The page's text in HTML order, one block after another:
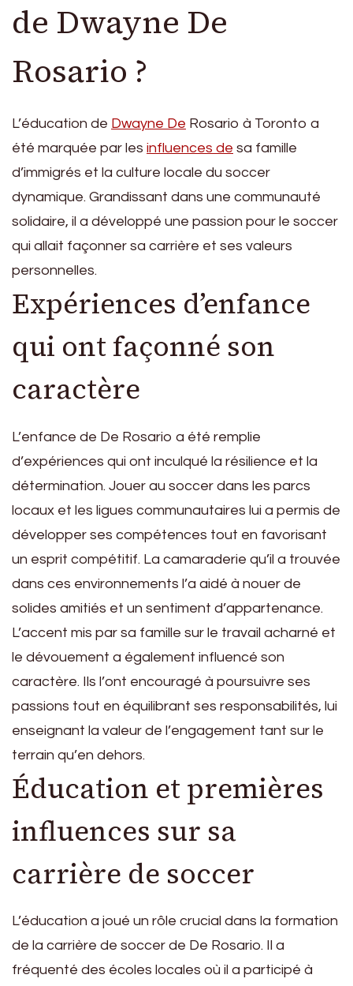
de Dwayne De
Rosario ?
L’éducation de Dwayne De Rosario à Toronto a
été marquée par les influences de sa famille
d’immigrés et la culture locale du soccer
dynamique. Grandissant dans une communauté
solidaire, il a développé une passion pour le soccer
qui allait façonner sa carrière et ses valeurs
personnelles.
Expériences d’enfance
qui ont façonné son
caractère
L’enfance de De Rosario a été remplie
d’expériences qui ont inculqué la résilience et la
détermination. Jouer au soccer dans les parcs
locaux et les ligues communautaires lui a permis de
développer ses compétences tout en favorisant
un esprit compétitif. La camaraderie qu’il a trouvée
dans ces environnements l’a aidé à nouer de
solides amitiés et un sentiment d’appartenance.
L’accent mis par sa famille sur le travail acharné et
le dévouement a également influencé son
caractère. Ils l’ont encouragé à poursuivre ses
passions tout en équilibrant ses responsabilités, lui
enseignant la valeur de l’engagement tant sur le
terrain qu’en dehors.
Éducation et premières
influences sur sa
carrière de soccer
L’éducation a joué un rôle crucial dans la formation
de la carrière de soccer de De Rosario. Il a
fréquenté des écoles locales où il a participé à